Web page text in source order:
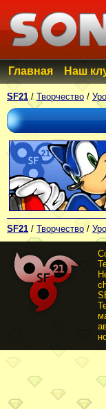
Главная Наш
SF21 /Творчество /
SF21 / Творчество /